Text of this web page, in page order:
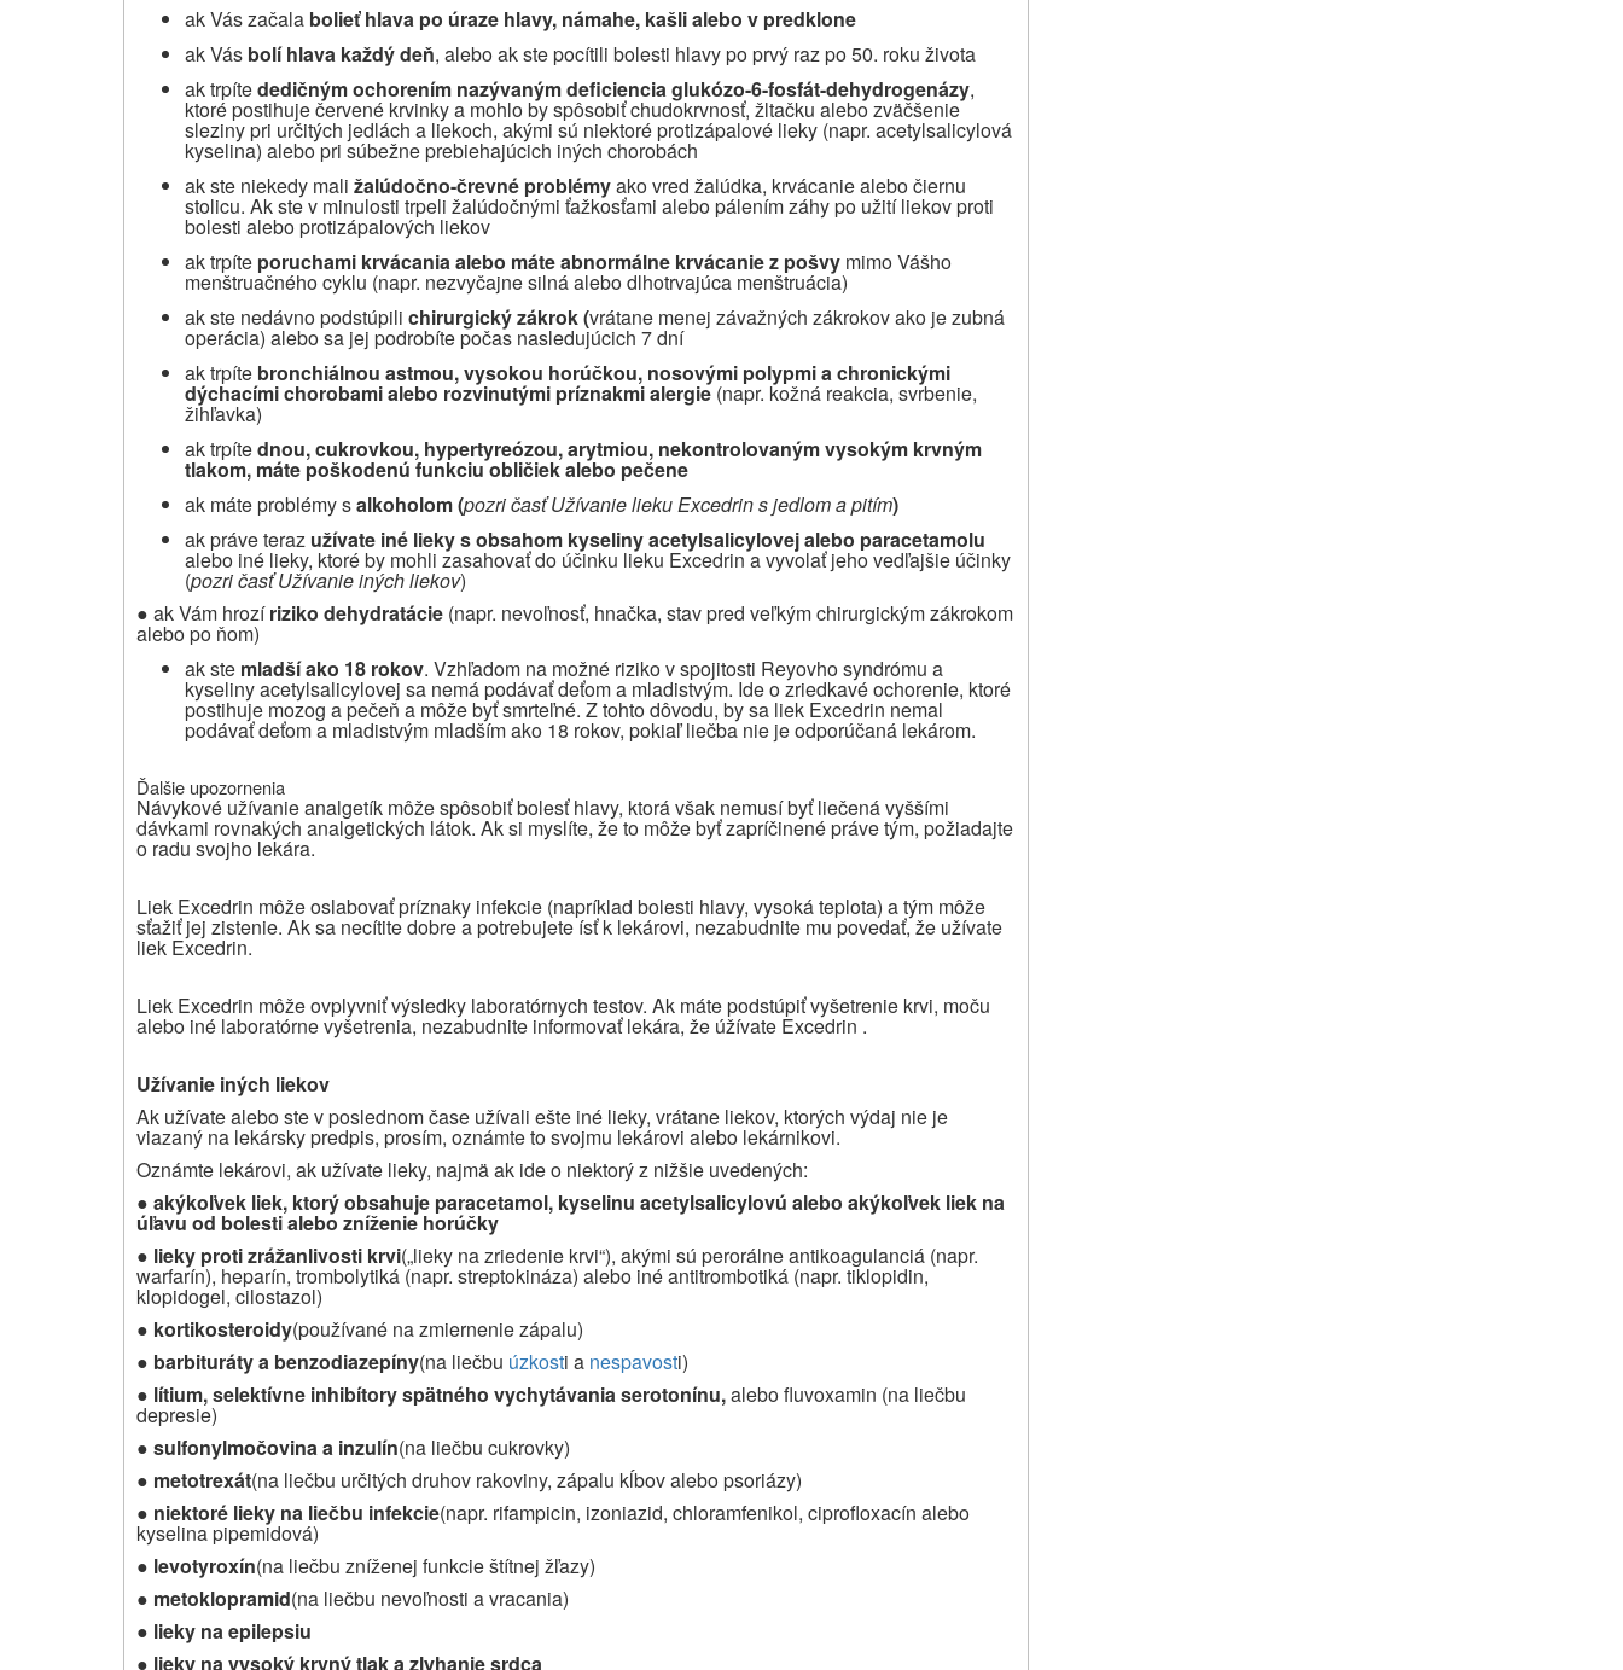
ak Vás začala bolieť hlava po úraze hlavy, námahe, kašli alebo v predklone
ak Vás bolí hlava každý deň, alebo ak ste pocítili bolesti hlavy po prvý raz po 50. roku života
ak trpítededičným ochorením nazývaným deficiencia glukózo-6-fosfát-dehydrogenázy,
ktoré postihuje červené krvinky a mohlo by spôsobiť chudokrvnosť, žltačku alebo zväčšenie
sleziny pri určitých jedlách a liekoch, akými sú niektoré protizápalové lieky (napr. acetylsalicylová
kyselina) alebo pri súbežne prebiehajúcich iných chorobách
ak ste niekedy mali žalúdočno-črevné problémyako vred žalúdka, krvácanie alebo čiernu
stolicu. Ak ste v minulosti trpeli žalúdočnými ťažkosťami alebo pálením záhy po užití liekov proti
bolesti alebo protizápalových liekov
ak trpíte poruchami krvácania alebo máte abnormálne krvácanie z pošvy mimo Vášho
menštruačného cyklu (napr. nezvyčajne silná alebo dlhotrvajúca menštruácia)
ak ste nedávno podstúpili chirurgický zákrok (vrátane menej závažných zákrokov ako je zubná
operácia) alebo sa jej podrobíte počas nasledujúcich 7 dní
ak trpíte bronchiálnou astmou, vysokou horúčkou, nosovými polypmi a chronickými
dýchacími chorobami alebo rozvinutými príznakmialergie (napr. kožná reakcia, svrbenie,
žihľavka)
ak trpítednou, cukrovkou, hypertyreózou, arytmiou, nekontrolovaným vysokým krvným
tlakom, máte poškodenú funkciu obličiek alebo pečene
ak máte problémy salkoholom (pozri časť Užívanie liekuExcedrins jedlom a pitím)
ak práve teraz užívate iné lieky s obsahom kyseliny acetylsalicylovej alebo paracetamolu
alebo iné lieky, ktoré by mohli zasahovať do účinku lieku Excedrin a vyvolať jeho vedľajšie účinky
(pozri časť Užívanie iných liekov)
● ak Vám hrozí riziko dehydratácie (napr. nevoľnosť, hnačka, stav pred veľkým chirurgickým zákrokom
alebo po ňom)
ak ste mladší ako 18 rokov. Vzhľadom na možné riziko v spojitosti Reyovho syndrómu a
kyseliny acetylsalicylovej sa nemá podávať deťom a mladistvým. Ide o zriedkavé ochorenie, ktoré
postihuje mozog a pečeň a môže byť smrteľné. Z tohto dôvodu, by sa liek Excedrin nemal
podávať deťom a mladistvým mladším ako 18 rokov, pokiaľ liečba nie je odporúčaná lekárom.
Ďalšie upozornenia
Návykové užívanie analgetík môže spôsobiť bolesť hlavy, ktorá však nemusí byť liečená vyššími
dávkami rovnakých analgetických látok. Ak si myslíte, že to môže byť zapríčinené práve tým, požiadajte
o radu svojho lekára.
Liek Excedrin môže oslabovať príznaky infekcie (napríklad bolesti hlavy, vysoká teplota) a tým môže
sťažiť jej zistenie. Ak sa necítite dobre a potrebujete ísť k lekárovi, nezabudnite mu povedať, že užívate
liek Excedrin.
Liek Excedrin môže ovplyvniť výsledky laboratórnych testov. Ak máte podstúpiť vyšetrenie krvi, moču
alebo iné laboratórne vyšetrenia, nezabudnite informovať lekára, že úžívate Excedrin .
Užívanie iných liekov
Ak užívate alebo ste v poslednom čase užívali ešte iné lieky, vrátane liekov, ktorých výdaj nie je
viazaný na lekársky predpis, prosím, oznámteto svojmu lekárovi alebo lekárnikovi.
Oznámte lekárovi, ak užívate lieky, najmä ak ide o niektorý z nižšie uvedených:
● akýkoľvek liek, ktorý obsahuje paracetamol, kyselinu acetylsalicylovú alebo akýkoľvek liek na
úľavu od bolesti alebo zníženie horúčky
● lieky proti zrážanlivosti krvi(„lieky na zriedenie krvi“), akými sú perorálne antikoagulanciá (napr.
warfarín), heparín, trombolytiká (napr. streptokináza) alebo iné antitrombotiká (napr. tiklopidin,
klopidogel, cilostazol)
● kortikosteroidy(používané na zmiernenie zápalu)
● barbituráty a benzodiazepíny(na liečbu úzkosti a nespavosti)
● lítium, selektívne inhibítory spätného vychytávania serotonínu,alebo fluvoxamin (na liečbu
depresie)
● sulfonylmočovina a inzulín(na liečbu cukrovky)
● metotrexát(na liečbu určitých druhov rakoviny, zápalu kĺbov alebo psoriázy)
● niektoré lieky na liečbu infekcie(napr. rifampicin, izoniazid, chloramfenikol, ciprofloxacín alebo
kyselinapipemidová)
● levotyroxín(na liečbu zníženej funkcie štítnej žľazy)
● metoklopramid(na liečbu nevoľnosti a vracania)
● lieky na epilepsiu
● lieky na vysoký krvný tlak a zlyhanie srdca